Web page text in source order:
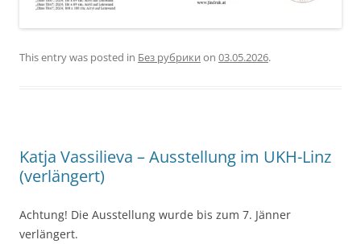
This entry was posted in Без рубрики on 03.05.2026.
Katja Vassilieva – Ausstellung im UKH-Linz
(verlängert)
Achtung! Die Ausstellung wurde bis zum 7. Jänner
verlängert.